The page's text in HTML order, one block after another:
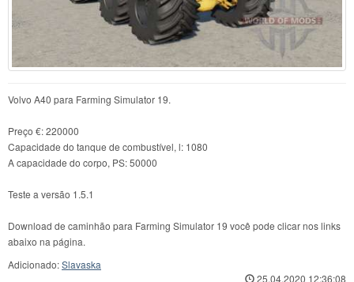
Volvo A40 para Farming Simulator 19.
Preço €: 220000
Capacidade do tanque de combustível, l: 1080
A capacidade do corpo, PS: 50000
Teste a versão 1.5.1
Download de caminhão para Farming Simulator 19 você pode clicar nos links
abaixo na página.
Adicionado:Slavaska
25.04.2020 12:36:08